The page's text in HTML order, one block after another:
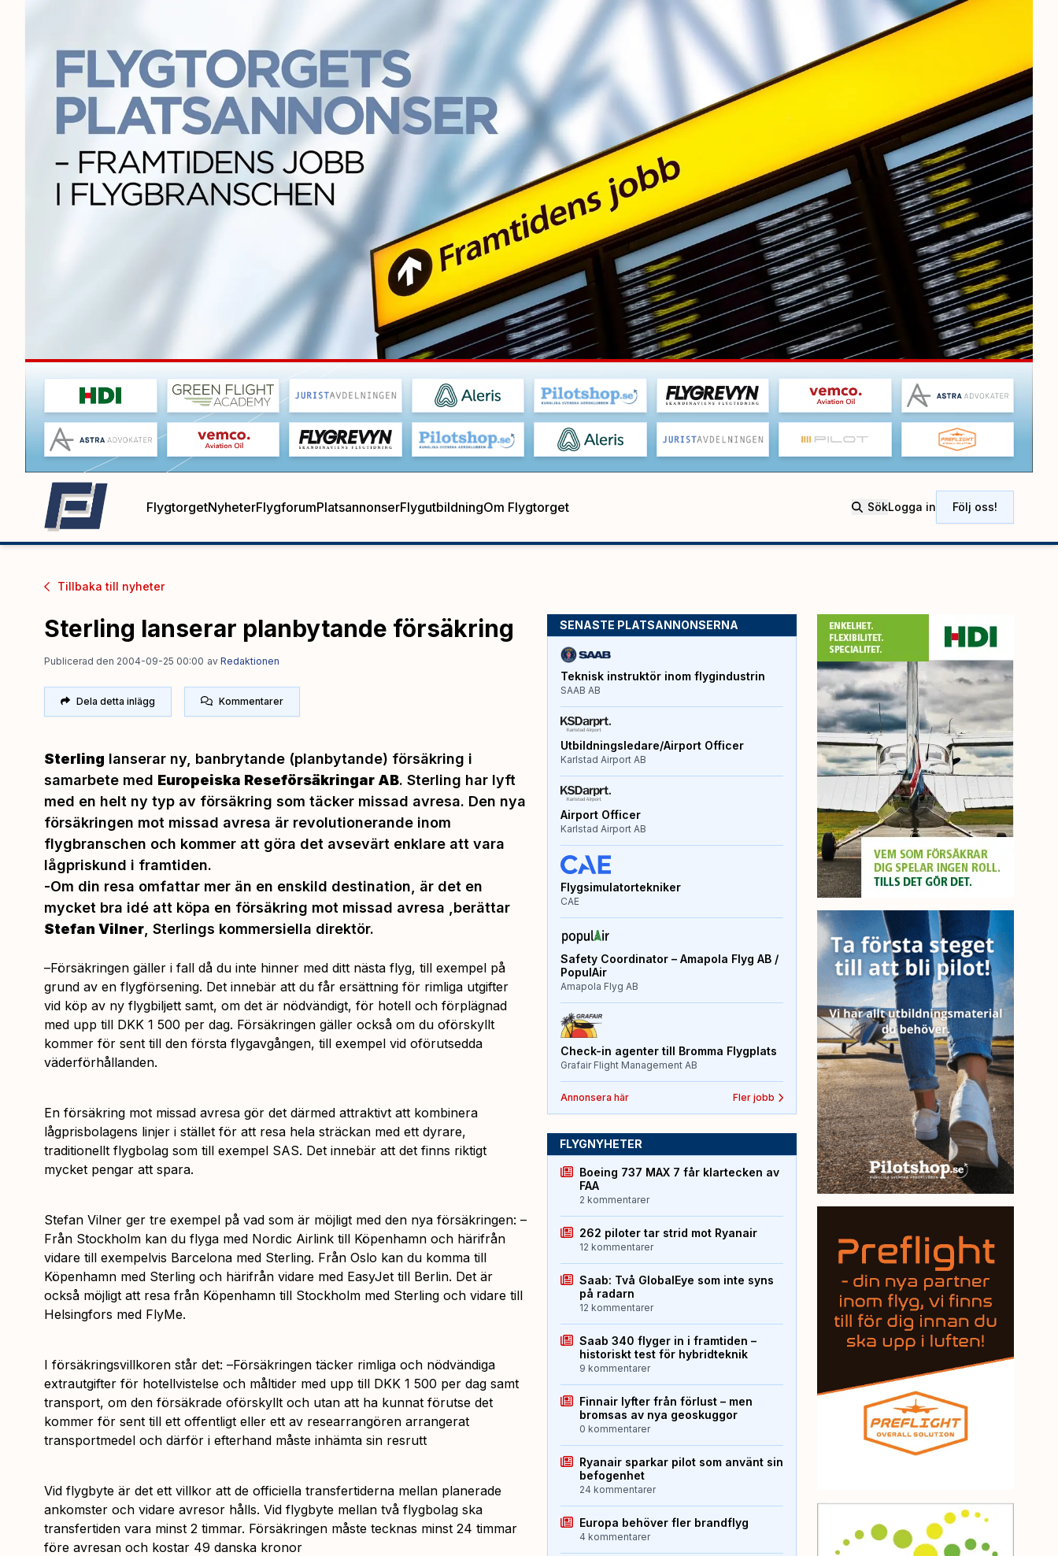
FlygtorgetNyheterFlygforumPlatsannonserFlygutbildningOm Flygtorget SökLogga in Följ oss!
Tillbaka till nyheter
Sterling lanserar planbytande försäkring
Publicerad den 2004-09-25 00:00 av Redaktionen
Dela detta inlägg Kommentarer
Sterling lanserar ny, banbrytande (planbytande) försäkring i
samarbete med Europeiska Reseförsäkringar AB. Sterling har lyft
med en helt ny typ av försäkring som täcker missad avresa. Den nya
försäkringen mot missad avresa är revolutionerande inom
flygbranschen och kommer att göra det avsevärt enklare att vara
lågpriskund i framtiden.
-Om din resa omfattar mer än en enskild destination, är det en
mycket bra idé att köpa en försäkring mot missad avresa ,berättar
Stefan Vilner , Sterlings kommersiella direktör.
–Försäkringen gäller i fall då du inte hinner med ditt nästa flyg, till exempel på
grund av en flygförsening. Det innebär att du får ersättning för rimliga utgifter
vid köp av ny flygbiljett samt, om det är nödvändigt, för hotell och förplägnad
med upp till DKK 1 500 per dag. Försäkringen gäller också om du oförskyllt
kommer för sent till den första flygavgången, till exempel vid oförutsedda
väderförhållanden.
En försäkring mot missad avresa gör det därmed attraktivt att kombinera
lågprisbolagens linjer i stället för att resa hela sträckan med ett dyrare,
traditionellt flygbolag som till exempel SAS. Det innebär att det finns riktigt
mycket pengar att spara.
Stefan Vilner ger tre exempel på vad som är möjligt med den nya försäkringen: –
Från Stockholm kan du flyga med Nordic Airlink till Köpenhamn och härifrån
vidare till exempelvis Barcelona med Sterling. Från Oslo kan du komma till
Köpenhamn med Sterling och härifrån vidare med EasyJet till Berlin. Det är
också möjligt att resa från Köpenhamn till Stockholm med Sterling och vidare till
Helsingfors med FlyMe.
I försäkringsvillkoren står det: –Försäkringen täcker rimliga och nödvändiga
extrautgifter för hotellvistelse och måltider med upp till DKK 1 500 per dag samt
transport, om den försäkrade oförskyllt och utan att ha kunnat förutse det
kommer för sent till ett offentligt eller ett av researrangören arrangerat
transportmedel och därför i efterhand måste inhämta sin resrutt
Vid flygbyte är det ett villkor att de officiella transfertiderna mellan planerade
ankomster och vidare avresor hålls. Vid flygbyte mellan två flygbolag ska
transfertiden vara minst 2 timmar. Försäkringen måste tecknas minst 24 timmar
före avresan och kostar 49 danska kronor
SENASTE PLATSANNONSERNA
Teknisk instruktör inom flygindustrin
SAAB AB
Utbildningsledare/Airport Officer
Karlstad Airport AB
Airport Officer
Karlstad Airport AB
Flygsimulatortekniker
CAE
Safety Coordinator – Amapola Flyg AB /
PopulAir
Amapola Flyg AB
Check-in agenter till Bromma Flygplats
Grafair Flight Management AB
Annonsera här Fler jobb
FLYGNYHETER
Boeing 737 MAX 7 får klartecken av
FAA
2 kommentarer
262 piloter tar strid mot Ryanair
12 kommentarer
Saab: Två GlobalEye som inte syns
på radarn
12 kommentarer
Saab 340 flyger in i framtiden –
historiskt test för hybridteknik
9 kommentarer
Finnair lyfter från förlust – men
bromsas av nya geoskuggor
0 kommentarer
Ryanair sparkar pilot som använt sin
befogenhet
24 kommentarer
Europa behöver fler brandflyg
4 kommentarer